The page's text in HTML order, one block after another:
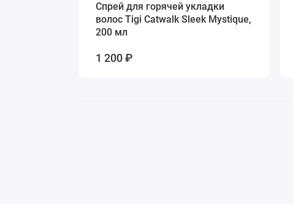
Спрей для горячей укладки
волос Tigi Catwalk Sleek Mystique,
200 мл
1 200 ₽